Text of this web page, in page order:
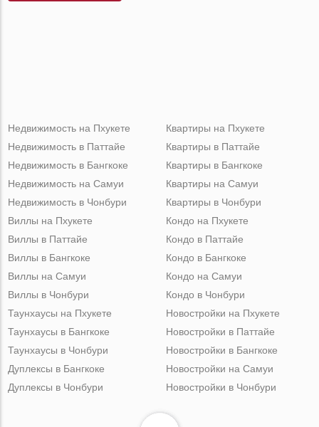
Недвижимость на Пхукете
Недвижимость в Паттайе
Недвижимость в Бангкоке
Недвижимость на Самуи
Недвижимость в Чонбури
Квартиры на Пхукете
Квартиры в Паттайе
Квартиры в Бангкоке
Квартиры на Самуи
Квартиры в Чонбури
Виллы на Пхукете
Виллы в Паттайе
Виллы в Бангкоке
Виллы на Самуи
Виллы в Чонбури
Кондо на Пхукете
Кондо в Паттайе
Кондо в Бангкоке
Кондо на Самуи
Кондо в Чонбури
Таунхаусы на Пхукете
Таунхаусы в Бангкоке
Таунхаусы в Чонбури
Дуплексы в Бангкоке
Дуплексы в Чонбури
Новостройки на Пхукете
Новостройки в Паттайе
Новостройки в Бангкоке
Новостройки на Самуи
Новостройки в Чонбури